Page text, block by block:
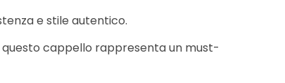
e stile autentico.
cappello rappresenta un must-